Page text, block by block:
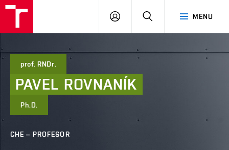
Brno
MENU
PŘIHLÁSIT
prof. RNDr.
PAVEL ROVNANÍK
Ph.D.
CHE – PROFESOR